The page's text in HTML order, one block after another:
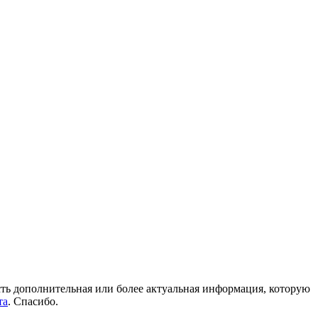
дополнительная или более актуальная информация, которую
. Спасибо.